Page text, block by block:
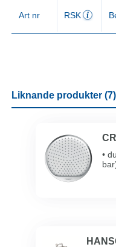
Art nr RSK
Liknande produkter (7)
•